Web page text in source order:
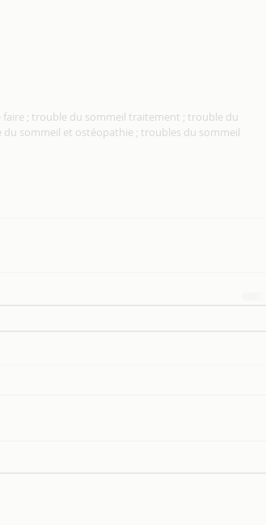
; trouble du sommeil traitement ; trouble du
sommeil et ostéopathie ; troubles du sommeil